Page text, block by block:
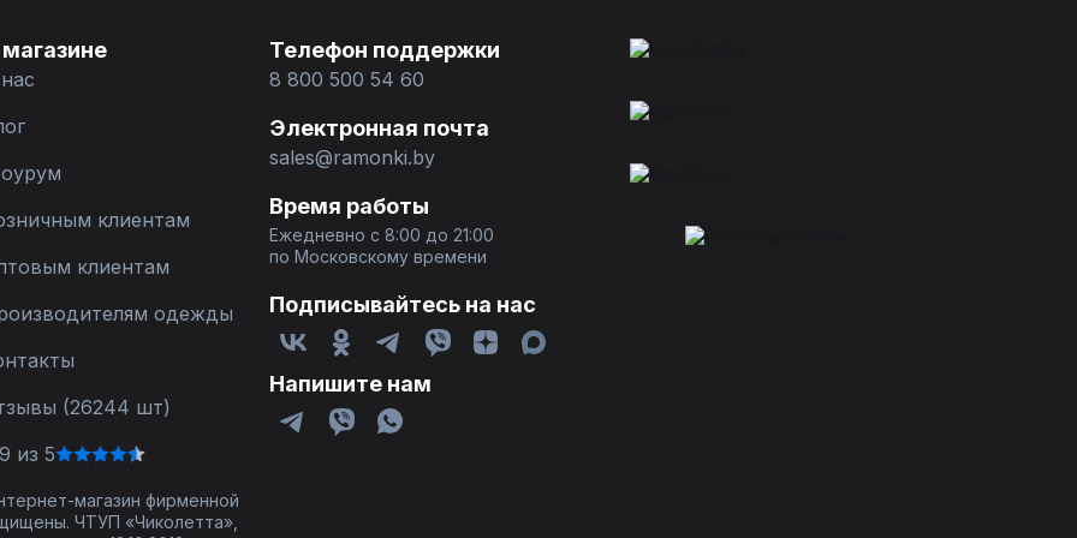
клиентам
клиентам
одежды
(26244 шт)
из 5
Телефон поддержки
8 800 500 54 60
Электронная почта
sales@ramonki.by
Время работы
Ежедневно с 8:00 до 21:00
по Московскому времени
Подписывайтесь на нас
Напишите нам
магазин фирменной
ЧТУП «Чиколетта»,